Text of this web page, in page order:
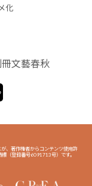
化
冊文藝春秋
、著作権者からコンテンツ使用許
（登録番号6091713号）です。